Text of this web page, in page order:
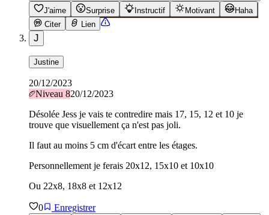
J'aime
Surprise Instructif Motivant
Haha
Citer
Lien
J
Justine
20/12/2023
Niveau 820/12/2023
Désolée Jess je vais te contredire mais 17, 15, 12 et 10 je
trouve que visuellement ça n'est pas joli.
Il faut au moins 5 cm d'écart entre les étages.
Personnellement je ferais 20x12, 15x10 et 10x10
Ou 22x8, 18x8 et 12x12
0 Enregistrer